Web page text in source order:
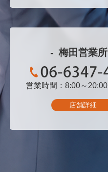
梅田営業所
06-6347-4545
営業時間：8:00～20:00
店舗詳細